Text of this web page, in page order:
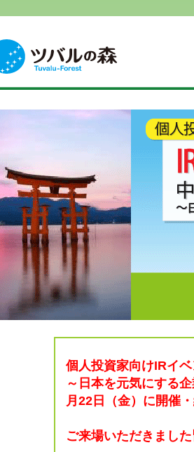
個人投資家向けIRイ
～日本を元気にする
月22日（金）に開催・
ご来場いただきまし